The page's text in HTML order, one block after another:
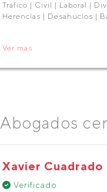
Tráfico | Civil | Laboral |
Herencias | Desahucios |
Ver más
Abogados
Xavier Cuadrado
Verificado